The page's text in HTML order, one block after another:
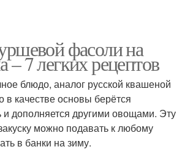
фасоли на
7 легких рецептов
блюдо, аналог русской квашеной
в качестве основы берётся
и дополняется другими овощами. Эту
можно подавать к любому
в банки на зиму.